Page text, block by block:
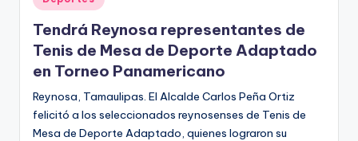
en
Tendrá Reynosa representantes de
Tenis de Mesa de Deporte Adaptado
en Torneo Panamericano
Reynosa, Tamaulipas. El Alcalde Carlos Peña Ortiz
felicitó a los seleccionados reynosenses de Tenis de
Mesa de Deporte Adaptado, quienes lograron su